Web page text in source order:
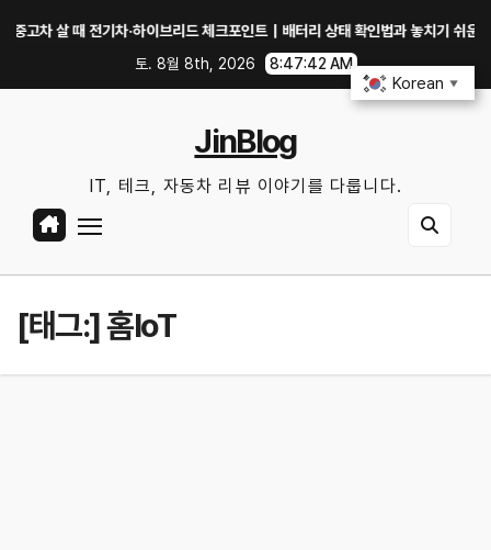
살 때 전기차·하이브리드 체크포인트｜배터리 상태 확인법과 놓치기 쉬운 위험 신
토. 8월 8th, 2026
8:47:42 AM
JinBlog
IT, 테크, 자동차 리뷰 이야기를 다룹니다.
[태그:]홈IoT
Korean ▼